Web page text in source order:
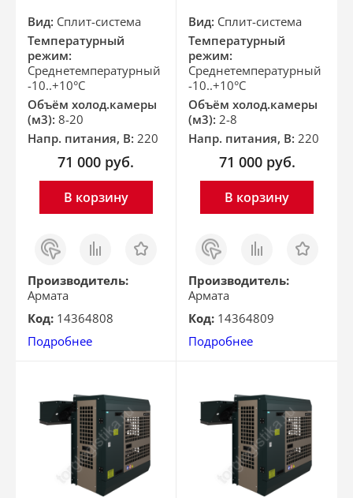
Вид: Сплит-система
Температурный
режим:
Среднетемпературный
-10..+10°С
Объём холод.камеры
(м3): 8-20
Напр. питания, В: 220
71 000 руб.
В корзину
Заказ
в 1
клик
Сравнить Отложить
Производитель:
Армата
Код: 14364808
Подробнее
Вид: Сплит-система
Температурный
режим:
Среднетемпературный
-10..+10°С
Объём холод.камеры
(м3): 2-8
Напр. питания, В: 220
71 000 руб.
В корзину
Заказ
в 1
клик
Сравнить Отложить
Производитель:
Армата
Код: 14364809
Подробнее